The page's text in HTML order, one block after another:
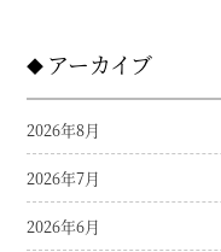
アーカイブ
2026年8月
2026年7月
2026年6月